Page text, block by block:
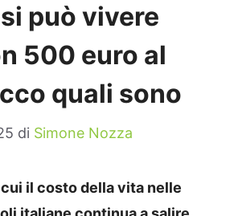
può vivere
500 euro al
quali sono
di Simone Nozza
cui il costo della vita nelle